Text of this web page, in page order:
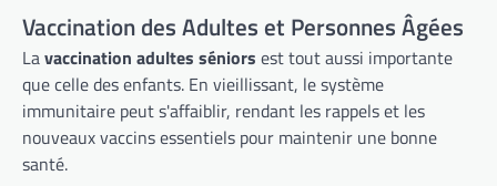
Vaccination des Adultes et Personnes Âgées
Lavaccination adultes séniors est tout aussi importante
que celle des enfants. En vieillissant, le système
immunitaire peut s'affaiblir, rendant les rappels et les
nouveaux vaccins essentiels pour maintenir une bonne
santé.